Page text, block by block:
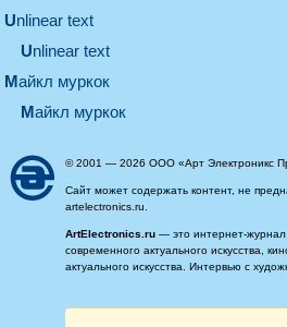
unlinear text
Unlinear text
майкл муркок
майкл муркок
© 2001 — 2026 ООО «Арт Электроникс
Сайт может содержать контент, не
artelectronics.ru.
ArtElectronics.ru — это интернет-журнал
современного актуального искусства,
актуального искусства. Интервью с